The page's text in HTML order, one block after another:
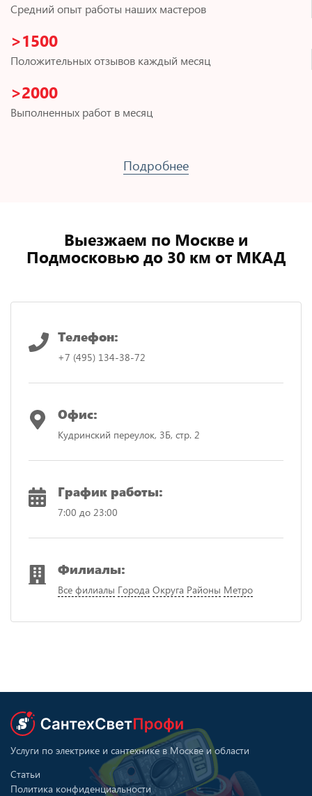
Средний опыт работы наших мастеров
>1500
Положительных отзывов каждый месяц
>2000
Выполненных работ в месяц
Подробнее
Выезжаем по Москве и
Подмосковью до 30 км от МКАД
Телефон:
+7 (495) 134-38-72
Офис:
Кудринский переулок, 3Б, стр. 2
График работы:
7:00 до 23:00
Филиалы:
Все филиалы Города Округа Районы Метро
Услуги по электрике и сантехнике в Москве и области
Статьи
Политика конфиденциальности